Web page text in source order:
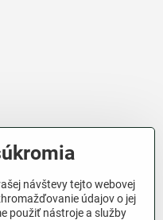
návštevy tejto webovej
údajov o jej
použiť nástroje a služby